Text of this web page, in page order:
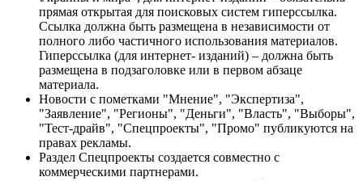
прямая открытая для поисковых систем гиперссылка.
Ссылка должна быть размещена в независимости от
полного либо частичного использования материалов.
Гиперссылка (для интернет- изданий) – должна быть
размещена в подзаголовке или в первом абзаце
материала.
Новости с пометками "Мнение", "Экспертиза",
"Заявление", "Регионы", "Деньги", "Власть", "Выборы",
"Тест-драйв", "Спецпроекты", "Промо" публикуются на
правах рекламы.
Раздел Спецпроекты создается совместно с
коммерческими партнерами.